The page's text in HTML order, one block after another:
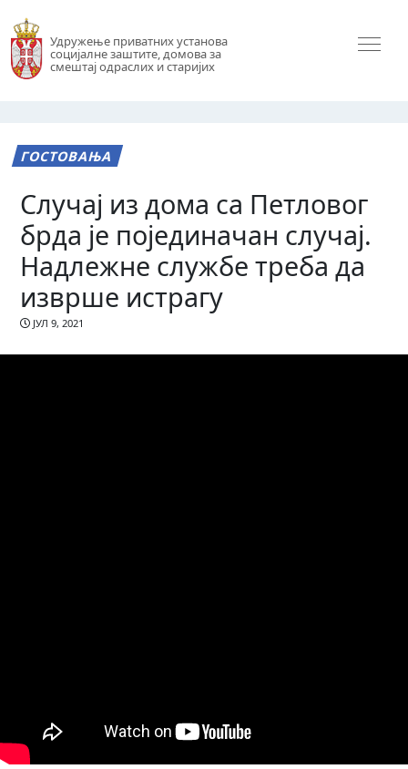
Удружење приватних установа
социјалне заштите, домова за
смештај одраслих и старијих
ГОСТОВАЊА
Случај из дома са Петловог
брда је појединачан случај.
Надлежне службе треба да
изврше истрагу
ЈУЛ 9, 2021